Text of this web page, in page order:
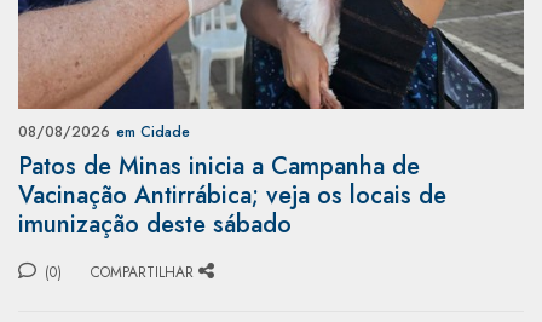
08/08/2026 em Cidade
Patos de Minas inicia a Campanha de
Vacinação Antirrábica; veja os locais de
imunização deste sábado
(0) COMPARTILHAR